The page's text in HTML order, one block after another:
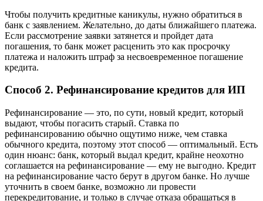
Чтобы получить кредитные каникулы, нужно обратиться в
банк с заявлением. Желательно, до даты ближайшего платежа.
Если рассмотрение заявки затянется и пройдет дата
погашения, то банк может расценить это как просрочку
платежа и наложить штраф за несвоевременное погашение
кредита.
Способ 2. Рефинансирование кредитов для ИП
Рефинансирование — это, по сути, новый кредит, который
выдают, чтобы погасить старый. Ставка по
рефинансированию обычно ощутимо ниже, чем ставка
обычного кредита, поэтому этот способ — оптимальный. Есть
один нюанс: банк, который выдал кредит, крайне неохотно
соглашается на рефинансирование — ему не выгодно. Кредит
на рефинансирование часто берут в другом банке. Но лучше
уточнить в своем банке, возможно ли провести
перекредитование, и только в случае отказа обращаться в